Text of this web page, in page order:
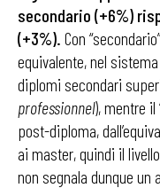
secondario (+6%)
(+3%). Con
equivalente, nel
diplomi secondari
professionnel), mentre
post-diploma,
ai master, quindi il
non segnala dunque un